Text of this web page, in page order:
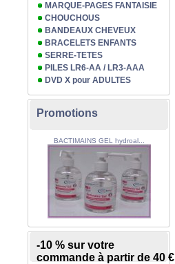
MARQUE-PAGES FANTAISIE
CHOUCHOUS
BANDEAUX CHEVEUX
BRACELETS ENFANTS
SERRE-TETES
PILES LR6-AA / LR3-AAA
DVD X pour ADULTES
Promotions
BACTIMAINS GEL hydroal...
-10 % sur votre
commande à partir de 40 €